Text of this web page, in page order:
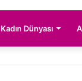
Kadın Dünyası